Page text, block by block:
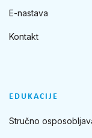
E-nastava
Kontakt
EDUKACIJE
Stručno